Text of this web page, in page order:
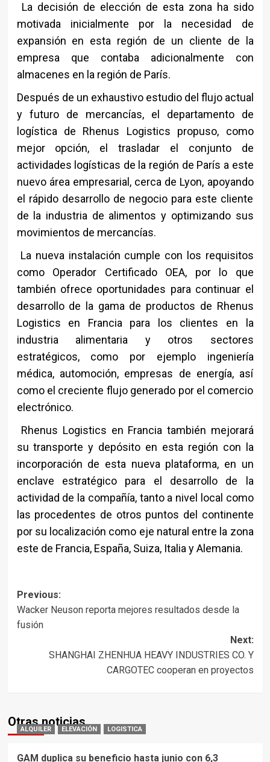
La decisión de elección de esta zona ha sido
motivada inicialmente por la necesidad de
expansión en esta región de un cliente de la
empresa que contaba adicionalmente con
almacenes en la región de París.
Después de un exhaustivo estudio del flujo actual
y futuro de mercancías, el departamento de
logística de Rhenus Logistics propuso, como
mejor opción, el trasladar el conjunto de
actividades logísticas de la región de París a este
nuevo área empresarial, cerca de Lyon, apoyando
el rápido desarrollo de negocio para este cliente
de la industria de alimentos y optimizando sus
movimientos de mercancías.
La nueva instalación cumple con los requisitos
como Operador Certificado OEA, por lo que
también ofrece oportunidades para continuar el
desarrollo de la gama de productos de Rhenus
Logistics en Francia para los clientes en la
industria alimentaria y otros sectores
estratégicos, como por ejemplo ingeniería
médica, automoción, empresas de energía, así
como el creciente flujo generado por el comercio
electrónico.
Rhenus Logistics en Francia también mejorará
su transporte y depósito en esta región con la
incorporación de esta nueva plataforma, en un
enclave estratégico para el desarrollo de la
actividad de la compañía, tanto a nivel local como
las procedentes de otros puntos del continente
por su localización como eje natural entre la zona
este de Francia, España, Suiza, Italia y Alemania.
Post
navigation
Previous:
Wacker Neuson reporta mejores resultados desde la
fusión
Next:
SHANGHAI ZHENHUA HEAVY INDUSTRIES CO. Y
CARGOTEC cooperan en proyectos
Otras noticias
ALQUILER ELEVACIÓN LOGISTICA
GAM duplica su beneficio hasta junio con 6,3